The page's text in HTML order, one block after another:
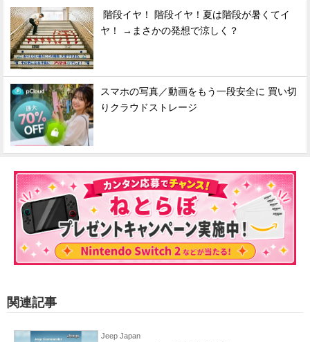
階段イヤ！ 階段イヤ！夏は階段が暑くてイ
ヤ！ →まさかの発想で涼しく？
スマホの写真／動画をもう一段安全に 買い切
りクラウドストレージ
関連記事
Jeep Japan